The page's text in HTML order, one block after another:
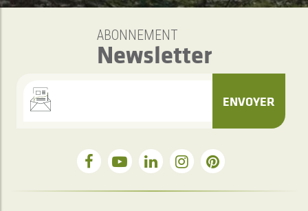
ABONNEMENT
Newsletter
ENVOYER